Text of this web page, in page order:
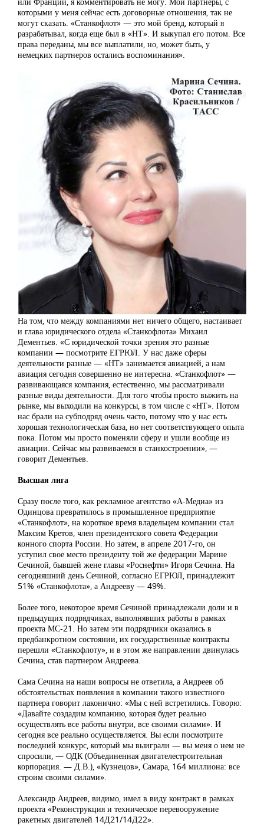
которыми у меня сейчас есть договорные отношения, так не
могут сказать. «Станкофлот» — это мой бренд, который я
разрабатывал, когда еще был в «НТ». И выкупал его потом. Все
права переданы, мы все выплатили, но, может быть, у
немецких партнеров остались воспоминания».
На том, что между компаниями нет ничего общего, настаивает
и глава юридического отдела «Станкофлота» Михаил
Дементьев. «С юридической точки зрения это разные
компании — посмотрите ЕГРЮЛ. У нас даже сферы
деятельности разные — «НТ» занимается авиацией, а нам
авиация сегодня совершенно не интересна. «Станкофлот» —
развивающаяся компания, естественно, мы рассматривали
разные виды деятельности. Для того чтобы просто выжить на
рынке, мы выходили на конкурсы, в том числе с «НТ». Потом
нас брали на субподряд очень часто, потому что у нас есть
хорошая технологическая база, но нет соответствующего опыта
пока. Потом мы просто поменяли сферу и ушли вообще из
авиации. Сейчас мы развиваемся в станкостроении», —
говорит Дементьев.
Высшая лига
Сразу после того, как рекламное агентство «А-Медиа» из
Одинцова превратилось в промышленное предприятие
«Станкофлот», на короткое время владельцем компании стал
Максим Кретов, член президентского совета Федерации
конного спорта России. Но затем, в апреле 2017-го, он
уступил свое место президенту той же федерации Марине
Сечиной, бывшей жене главы «Роснефти» Игоря Сечина. На
сегодняшний день Сечиной, согласно ЕГРЮЛ, принадлежит
51% «Станкофлота», а Андрееву — 49%.
Более того, некоторое время Сечиной принадлежали доли и в
предыдущих подрядчиках, выполнявших работы в рамках
проекта МС-21. Но затем эти подрядчики оказались в
предбанкротном состоянии, их государственные контракты
перешли «Станкофлоту», и в этом же направлении двинулась
Сечина, став партнером Андреева.
Сама Сечина на наши вопросы не ответила, а Андреев об
обстоятельствах появления в компании такого известного
партнера говорит лаконично: «Мы с ней встретились. Говорю:
«Давайте создадим компанию, которая будет реально
осуществлять все работы внутри, все своими силами». И
сегодня все реально осуществляется. Вы если посмотрите
последний конкурс, который мы выиграли — вы меня о нем не
спросили, — ОДК (Объединенная двигателестроительная
корпорация. — Д.В.), «Кузнецов», Самара, 164 миллиона: все
строим своими силами».
Александр Андреев, видимо, имел в виду контракт в рамках
проекта «Реконструкция и техническое перевооружение
ракетных двигателей 14Д21/14Д22».